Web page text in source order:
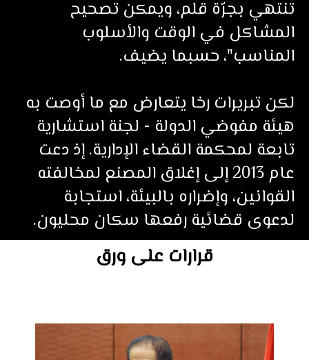
تنتهي بجرّة قلم، ويمكن تصحيح
المشاكل في الوقت والأسلوب
المناسب"، حسبما يضيف.
لكن تبريرات رخا يتعارض مع ما أوصت به
هيئة مفوضي الدولة - لجنة استشارية
تابعة لمحكمة القضاء الإدارية. إذ دعت
عام 2013 إلى إغلاق المصنع لمخالفته
القوانين، وإضراره بالبيئة، استجابة
لدعوى قضائية رفعها سكان محليون.
قرارات على ورق